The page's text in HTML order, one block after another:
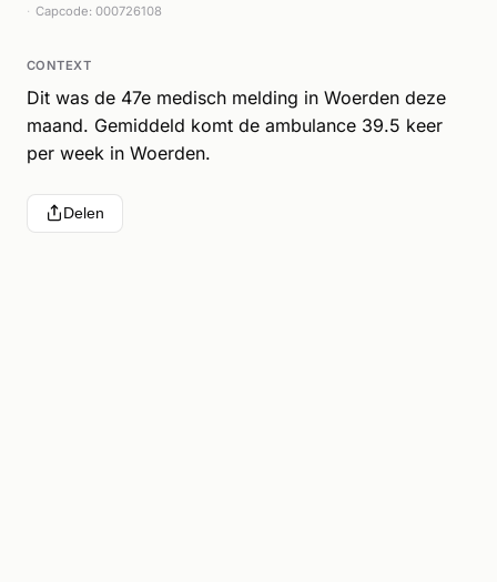
Capcode: 000726108
CONTEXT
Dit was de 47e medisch melding in Woerden deze
maand. Gemiddeld komt de ambulance 39.5 keer
per week in Woerden.
Delen